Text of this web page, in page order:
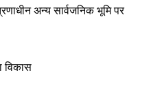
अन्य सार्वजनिक भूमि पर
विकास